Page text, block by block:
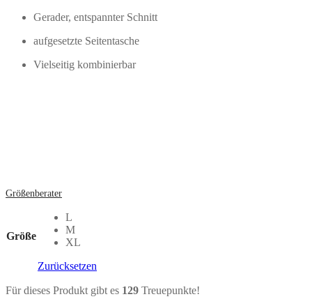
Gerader, entspannter Schnitt
aufgesetzte Seitentasche
Vielseitig kombinierbar
Größenberater
Größe
L
M
XL
Zurücksetzen
Für dieses Produkt gibt es 129 Treuepunkte!